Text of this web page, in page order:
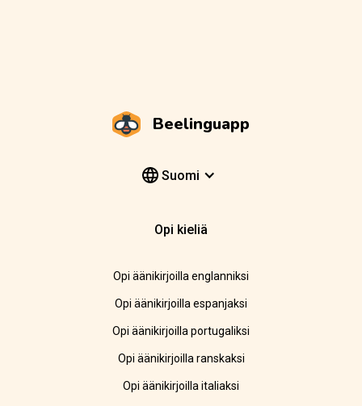
Beelinguapp
Suomi
Opi kieliä
Opi äänikirjoilla englanniksi
Opi äänikirjoilla espanjaksi
Opi äänikirjoilla portugaliksi
Opi äänikirjoilla ranskaksi
Opi äänikirjoilla italiaksi